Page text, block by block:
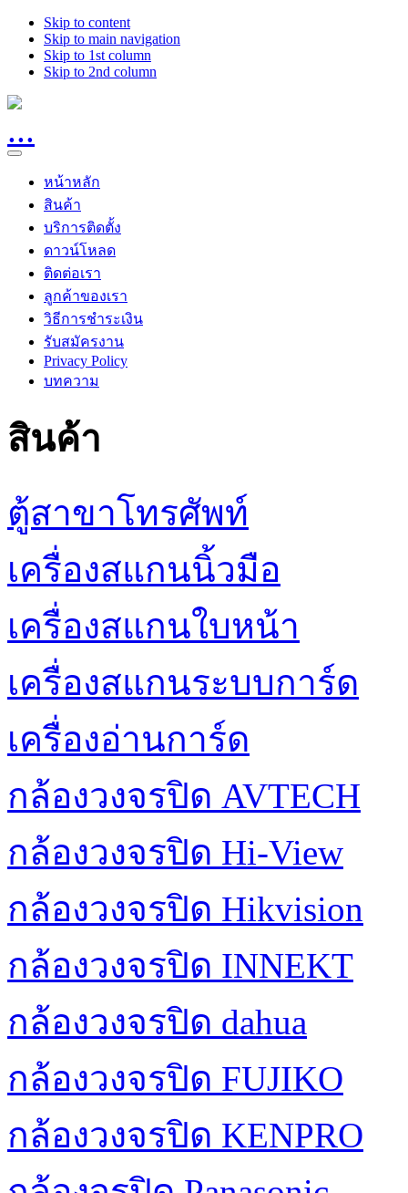
Skip to content
Skip to main navigation
Skip to 1st column
Skip to 2nd column
หน้าหลัก
สินค้า
บริการติดตั้ง
ดาวน์โหลด
ติดต่อเรา
ลูกค้าของเรา
วิธีการชำระเงิน
รับสมัครงาน
Privacy Policy
บทความ
สินค้า
ตู้สาขาโทรศัพท์
เครื่องสแกนนิ้วมือ
เครื่องสแกนใบหน้า
เครื่องสแกนระบบการ์ด
เครื่องอ่านการ์ด
กล้องวงจรปิด AVTECH
กล้องวงจรปิด Hi-View
กล้องวงจรปิด Hikvision
กล้องวงจรปิด INNEKT
กล้องวงจรปิด dahua
กล้องวงจรปิด FUJIKO
กล้องวงจรปิด KENPRO